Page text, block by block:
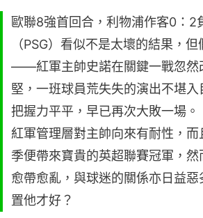
歐聯8強首回合，利物浦作客0：2
（PSG）看似不是太壞的結果，
——紅軍主帥史諾在關鍵一戰忽然
堅，一班球員荒失失的演出不堪入
把握力平平，早已再次大敗一場。
紅軍管理層對主帥向來有耐性，
季便帶來寶貴的英超聯賽冠軍，
愈帶愈亂，與球迷的關係亦日益
置他才好？